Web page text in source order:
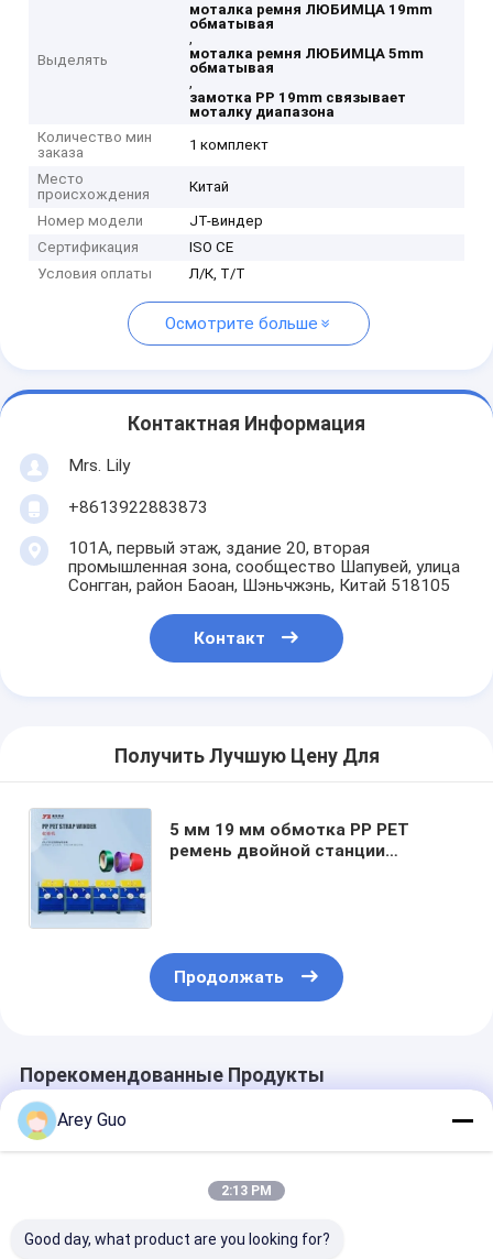
Выделять
моталка ремня ЛЮБИМЦА 19mm
обматывая
,
моталка ремня ЛЮБИМЦА 5mm
обматывая
,
замотка PP 19mm связывает
моталку диапазона
Количество мин
заказа
1 комплект
Место
происхождения
Китай
Номер модели
JT-виндер
Сертификация
ISO CE
Условия оплаты
Л/К, Т/Т
Осмотрите больше
Контактная Информация
Mrs. Lily
+8613922883873
101А, первый этаж, здание 20, вторая
промышленная зона, сообщество Шапувей, улица
Сонгган, район Баоан, Шэньчжэнь, Китай 518105
Контакт
Получить Лучшую Цену Для
5 мм 19 мм обмотка PP PET
ремень двойной станции
Продолжать
Порекомендованные Продукты
Arey Guo
2:13 PM
Good day, what product are you looking for?